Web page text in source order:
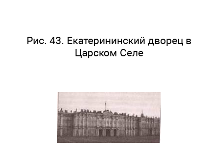
Рис. 43. Екатерининский дворец в
Царском Селе